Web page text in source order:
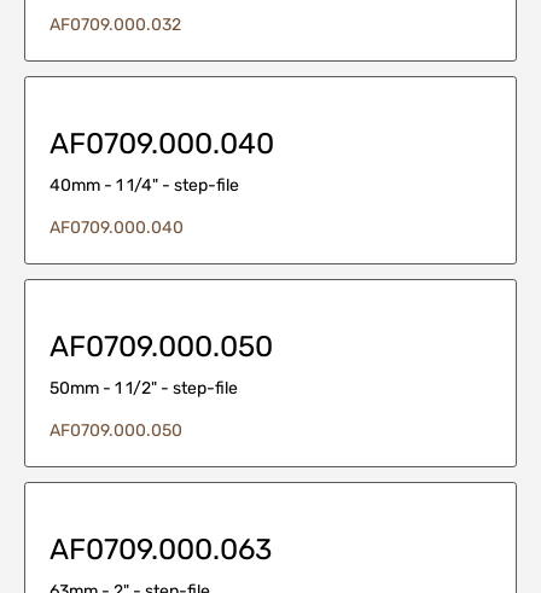
AF0709.000.032
AF0709.000.040
40mm - 1 1/4" - step-file
AF0709.000.040
AF0709.000.050
50mm - 1 1/2" - step-file
AF0709.000.050
AF0709.000.063